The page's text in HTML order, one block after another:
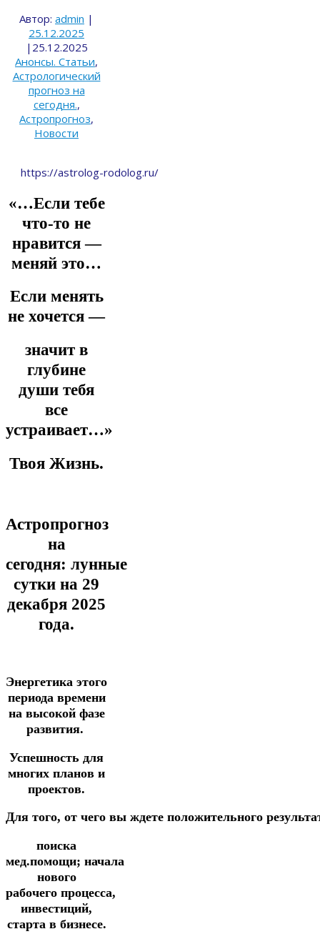
Автор: admin |
25.12.2025
| 25.12.2025
Анонсы. Статьи,
Астрологический
прогноз на
сегодня.,
Астропрогноз,
Новости
https://astrolog-rodolog.ru/
«…Если тебе
что-то не
нравится —
меняй это…
Если менять
не хочется —
значит в
глубине
души тебя
все
устраивает…»
Твоя Жизнь.
Астропрогноз
на
сегодня: лунные
сутки на 29
декабря 2025
года.
Энергетика этого
периода времени
на высокой фазе
развития.
Успешность для
многих планов и
проектов.
Для того, от чего вы ждете положительного
поиска
мед.помощи; начала
нового
рабочего процесса,
инвестиций,
старта в бизнесе.